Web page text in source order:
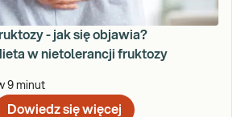
- jak się objawia?
w nietolerancji fruktozy
9 minut
Dowiedz się więcej